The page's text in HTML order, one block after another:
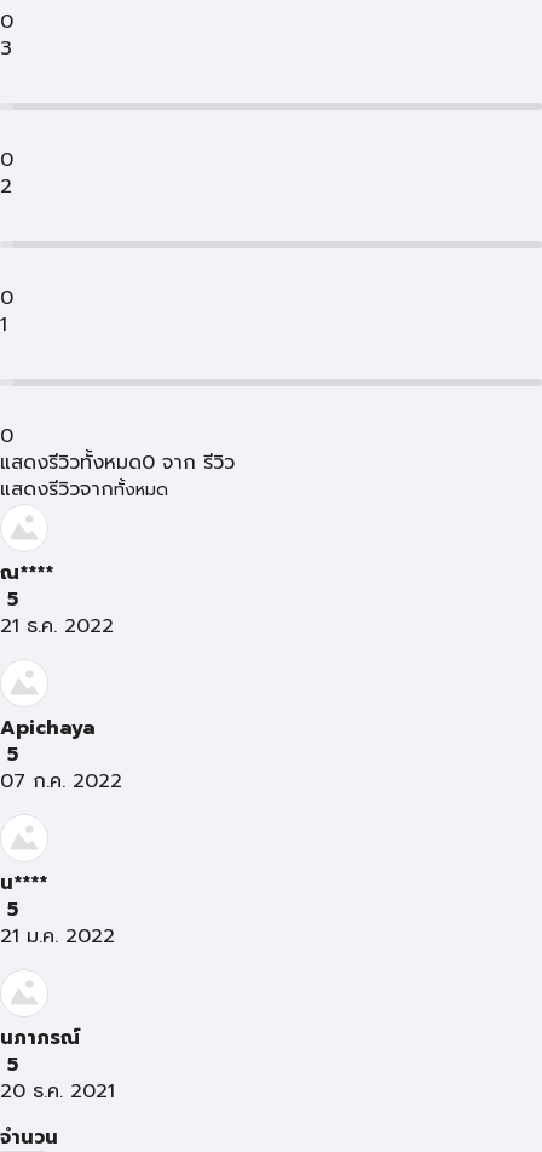
0
3
0
2
0
1
0
แสดงรีวิวทั้งหมด0 จาก รีวิว
แสดงรีวิวจากทั้งหมด
ณ****
5
21 ธ.ค. 2022
Apichaya
5
07 ก.ค. 2022
น****
5
21 ม.ค. 2022
นภาภรณ์
5
20 ธ.ค. 2021
จำนวน